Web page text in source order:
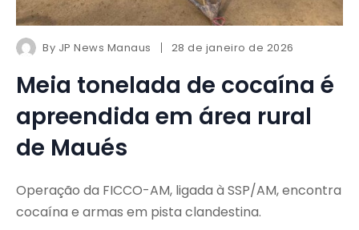
By JP News Manaus 28 de janeiro de 2026
Meia tonelada de cocaína é
apreendida em área rural
de Maués
Operação da FICCO-AM, ligada à SSP/AM, encontra
cocaína e armas em pista clandestina.